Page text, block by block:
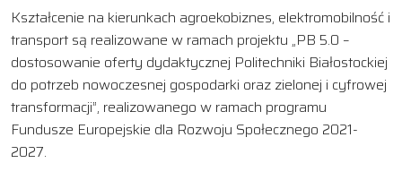
Kształcenie na kierunkach agroekobiznes, elektromobilność i
transport są realizowane w ramach projektu „PB 5.0 –
dostosowanie oferty dydaktycznej Politechniki Białostockiej
do potrzeb nowoczesnej gospodarki oraz zielonej i cyfrowej
transformacji”, realizowanego w ramach programu
Fundusze Europejskie dla Rozwoju Społecznego 2021-
2027.